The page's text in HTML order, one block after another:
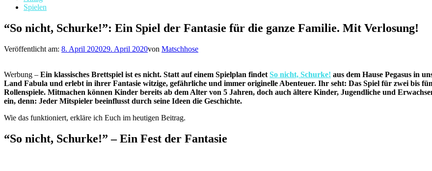
Spielen
“So nicht, Schurke!”: Ein Spiel der Fantasie für die ganze Familie. Mit Verlosung!
Veröffentlicht am: 8. April 202029. April 2020von Matschhose
Werbung – Ein klassisches Brettspiel ist es nicht. Statt auf einem Spielplan findet So nicht, Schurke! aus dem Hause Pegasus in
Land Fabula und erlebt in ihrer Fantasie witzige, gefährliche und immer originelle Abenteuer. Ihr seht: Das Spiel für zwei bis
Rollenspiele. Mitmachen können Kinder bereits ab dem Alter von 5 Jahren, doch auch ältere Kinder, Jugendliche und
ein, denn: Jeder Mitspieler beeinflusst durch seine Ideen die Geschichte.
Wie das funktioniert, erkläre ich Euch im heutigen Beitrag.
“So nicht, Schurke!” – Ein Fest der Fantasie